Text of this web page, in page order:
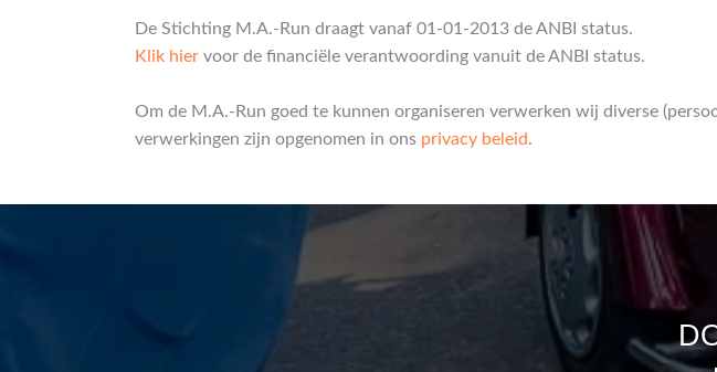
De Stichting M.A.-Run draagt vanaf 01-01-2013 de ANBI status.
Klik hier voor de financiële verantwoording vanuit de ANBI status.
Om de M.A.-Run goed te kunnen organiseren verwerken wij diverse
verwerkingen zijn opgenomen in ons privacy beleid.